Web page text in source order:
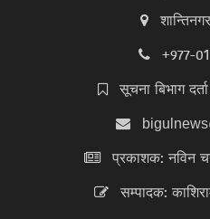
+977-
सूचना बिभाग
प्रकाशक: नविन
सम्पादक: